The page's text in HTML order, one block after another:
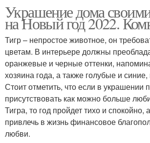
Украшение дома
на Новый год 2022.
Тигр – непростое животное, он
цветам. В интерьере должны
оранжевые и черные оттенки,
хозяина года, а также голубые и
Стоит отметить, что если в украшении
присутствовать как можно больше
Тигра, то год пройдет тихо и спокойно,
привлечь в жизнь финансовое
любви.